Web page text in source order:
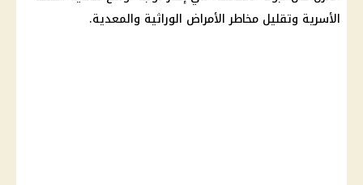
الأسرية وتقليل مخاطر الأمراض الوراثية والمعدية.